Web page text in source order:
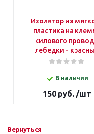
Изолятор из
пластика на
силового
лебедки -
В наличии
150 руб. /шт
Вернуться